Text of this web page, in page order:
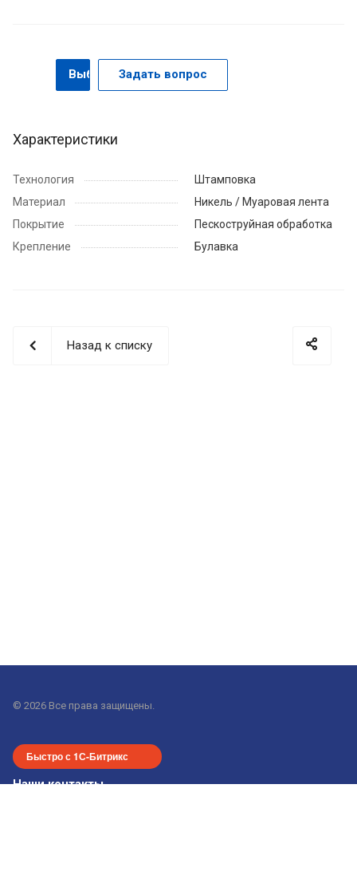
ВыбратьЗадать вопрос
Характеристики
Технология
Штамповка
Материал
Никель / Муаровая лента
Покрытие
Пескоструйная обработка
Крепление
Булавка
Назад к списку
© 2026 Все права защищены.
Быстро с 1С-Битрикс
Наши контакты